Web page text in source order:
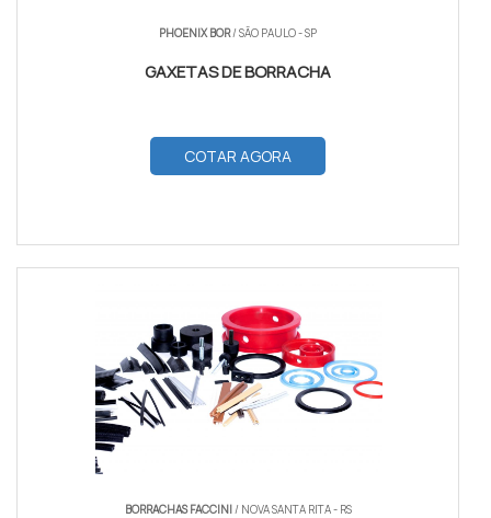
PHOENIX BOR/ SÃO PAULO - SP
GAXETAS DE BORRACHA
COTAR AGORA
BORRACHAS FACCINI/ NOVA SANTA RITA - RS